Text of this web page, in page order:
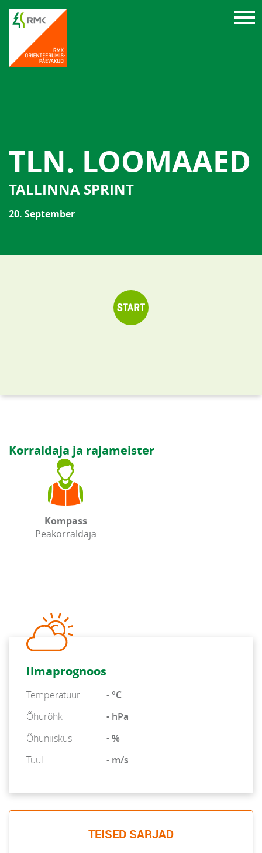
TLN. LOOMAAED
TALLINNA SPRINT
20. September
Korraldaja ja rajameister
Kompass
Peakorraldaja
Ilmaprognoos
Temperatuur
- °C
Õhurõhk
- hPa
Õhuniiskus
- %
Tuul
- m/s
TEISED SARJAD